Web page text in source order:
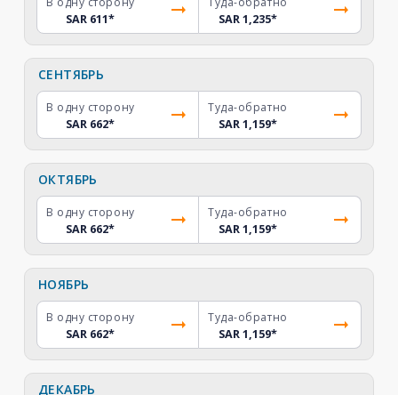
SAR 611*
SAR 1,235*
СЕНТЯБРЬ
В одну сторону
SAR 662*
Туда-обратно
SAR 1,159*
ОКТЯБРЬ
В одну сторону
SAR 662*
Туда-обратно
SAR 1,159*
НОЯБРЬ
В одну сторону
SAR 662*
Туда-обратно
SAR 1,159*
ДЕКАБРЬ